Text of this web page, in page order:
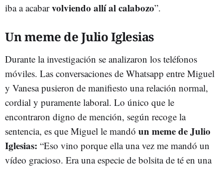
iba a acabarvolviendo allí al calabozo”.
Un meme de Julio Iglesias
Durante la investigación se analizaron los teléfonos
móviles. Las conversaciones de Whatsapp entre Miguel
y Vanesa pusieron de manifiesto una relación normal,
cordial y puramente laboral. Lo único que le
encontraron digno de mención, según recoge la
sentencia, es que Miguel le mandó un meme de Julio
Iglesias: “Eso vino porque ella una vez me mandó un
vídeo gracioso. Era una especie de bolsita de té en una